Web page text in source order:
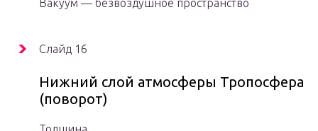
Вакуум — безвоздушное пространство
Слайд 16
Нижний слой атмосферы Тропосфера
(поворот)